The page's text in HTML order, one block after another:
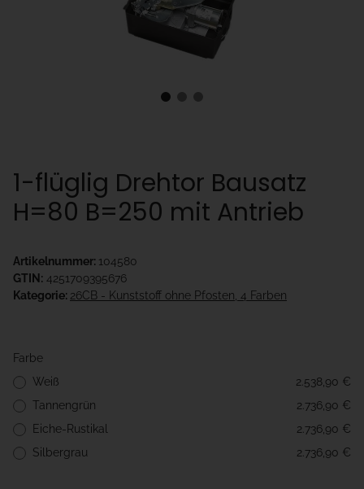
1-flüglig Drehtor Bausatz
H=80 B=250 mit Antrieb
Artikelnummer: 104580
GTIN: 4251709395676
Kategorie: 26CB - Kunststoff ohne Pfosten, 4 Farben
Farbe
Weiß
2.538,90 €
Tannengrün
2.736,90 €
Eiche-Rustikal
2.736,90 €
Silbergrau
2.736,90 €